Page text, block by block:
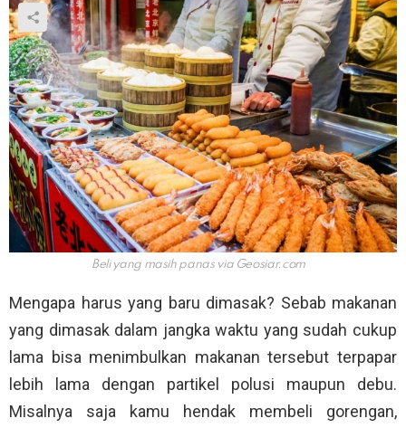
Beli yang masih panas via Geosiar.com
Mengapa harus yang baru dimasak? Sebab makanan
yang dimasak dalam jangka waktu yang sudah cukup
lama bisa menimbulkan makanan tersebut terpapar
lebih lama dengan partikel polusi maupun debu.
Misalnya saja kamu hendak membeli gorengan,